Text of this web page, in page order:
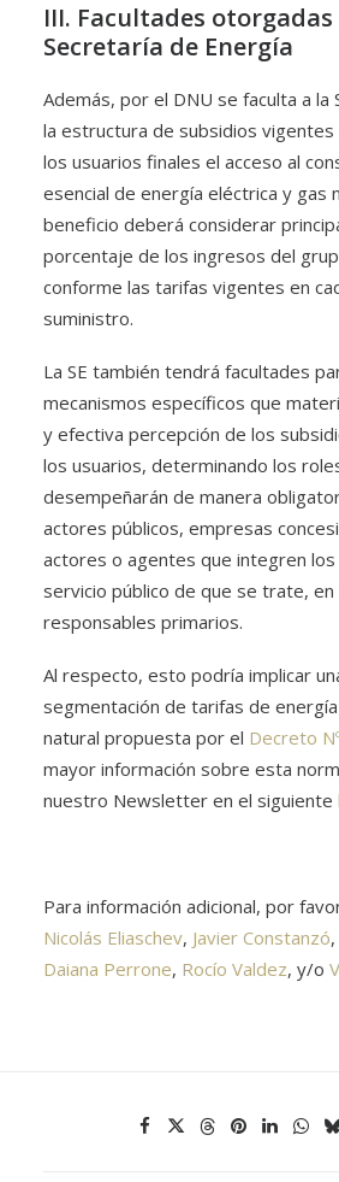
III. Facultades otorgadas
Secretaría de Energía
Además, por el DNU se faculta a la
la estructura de subsidios vigentes
los usuarios finales el acceso al
esencial de energía eléctrica y gas
beneficio deberá considerar
porcentaje de los ingresos del
conforme las tarifas vigentes en
suministro.
La SE también tendrá facultades
mecanismos específicos que
y efectiva percepción de los
los usuarios, determinando los
desempeñarán de manera
actores públicos, empresas
actores o agentes que integren
servicio público de que se trate,
responsables primarios.
Al respecto, esto podría implicar
segmentación de tarifas de
natural propuesta por el Decreto
mayor información sobre esta
nuestro Newsletter en el siguiente
Para información adicional, por
Nicolás Eliaschev, Javier Constanzó,
Daiana Perrone, Rocío Valdez, y/o